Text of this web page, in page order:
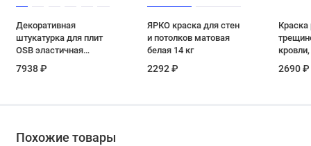
Декоративная
штукатурка для плит
OSB эластичная
Neomid цвет голубой
16 кг
7938 ₽
ЯРКО краска для стен
и потолков матовая
белая 14 кг
2292 ₽
Краска
цоколя
А 6 кг
2690 ₽
Похожие товары